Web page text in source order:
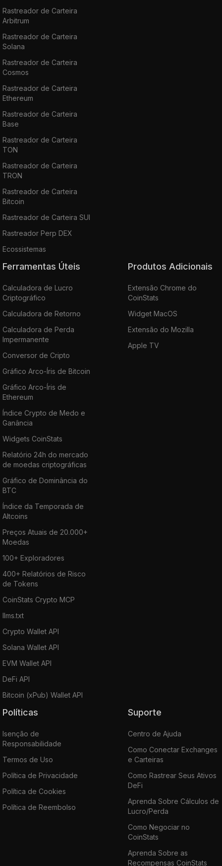
Rastreador de Carteira
Arbitrum
Rastreador de Carteira
Solana
Rastreador de Carteira
Cosmos
Rastreador de Carteira
Ethereum
Rastreador de Carteira
Base
Rastreador de Carteira
TON
Rastreador de Carteira
TRON
Rastreador de Carteira
Bitcoin
Rastreador de Carteira SUI
Rastreador Perp DEX
Ecossistemas
Ferramentas Úteis
Calculadora de Lucro
Criptográfico
Calculadora de Retorno
Calculadora de Perda
Impermanente
Conversor de Cripto
Gráfico Arco-Íris de Bitcoin
Gráfico Arco-Íris de
Ethereum
Índice Crypto de Medo e
Ganância
Widgets CoinStats
Relatório 24h do mercado
de moedas criptográficas
Gráfico de Dominância do
BTC
Índice da Temporada de
Altcoins
Preços Atuais de 20.000+
Moedas
100+ Exploradores
400+ Relatórios de Risco
de Tokens
CoinStats Crypto MCP
llms.txt
Crypto Wallet API
Solana Wallet API
EVM Wallet API
DeFi API
Bitcoin (xPub) Wallet API
Produtos Adicionais
Extensão Chrome do
CoinStats
Widget MacOS
Extensão do Mozilla
Apple TV
Políticas
Isenção de
Responsabilidade
Termos de Uso
Política de Privacidade
Política de Cookies
Política de Reembolso
Suporte
Centro de Ajuda
Como Conectar Exchanges
e Carteiras
Como Rastrear Seus Ativos
DeFi
Aprenda Sobre Cálculos de
Lucro/Perda
Como Negociar no
CoinStats
Aprenda Sobre as
Recompensas CoinStats